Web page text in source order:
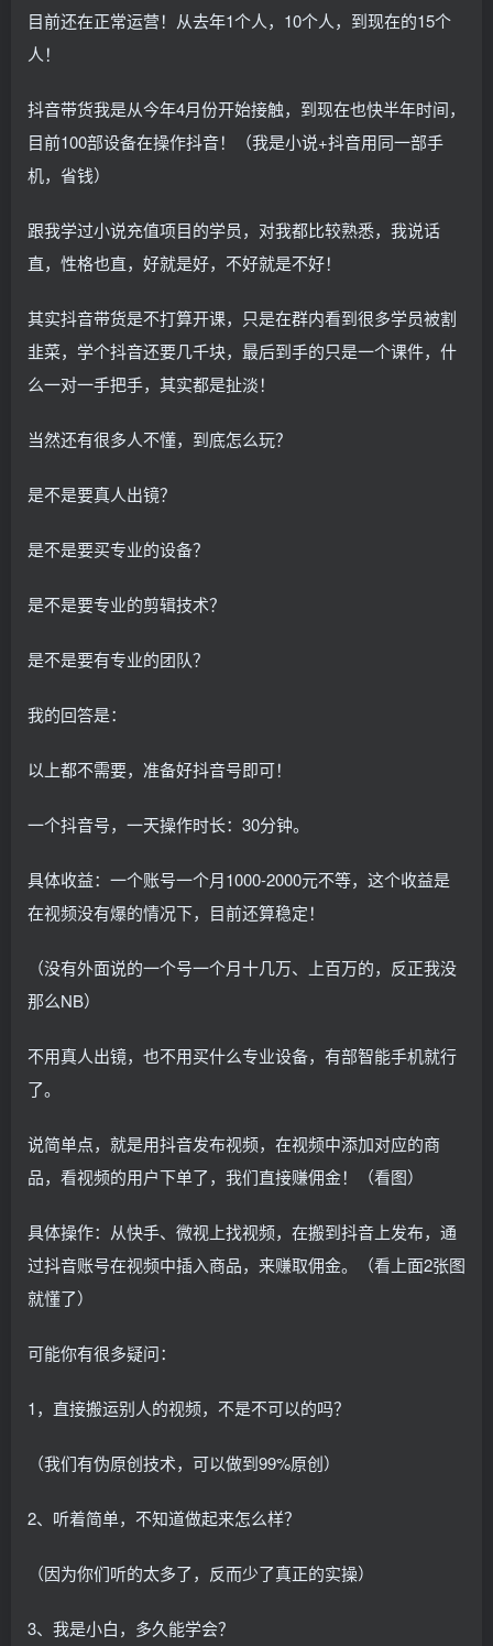
目前还在正常运营！从去年1个人，10个人，到现在的15个
人！
抖音带货我是从今年4月份开始接触，到现在也快半年时间，
目前100部设备在操作抖音！（我是小说+抖音用同一部手
机，省钱）
跟我学过小说充值项目的学员，对我都比较熟悉，我说话
直，性格也直，好就是好，不好就是不好！
其实抖音带货是不打算开课，只是在群内看到很多学员被割
韭菜，学个抖音还要几千块，最后到手的只是一个课件，什
么一对一手把手，其实都是扯淡！
当然还有很多人不懂，到底怎么玩？
是不是要真人出镜？
是不是要买专业的设备？
是不是要专业的剪辑技术？
是不是要有专业的团队？
我的回答是：
以上都不需要，准备好抖音号即可！
一个抖音号，一天操作时长：30分钟。
具体收益：一个账号一个月1000-2000元不等，这个收益是
在视频没有爆的情况下，目前还算稳定！
（没有外面说的一个号一个月十几万、上百万的，反正我没
那么NB）
不用真人出镜，也不用买什么专业设备，有部智能手机就行
了。
说简单点，就是用抖音发布视频，在视频中添加对应的商
品，看视频的用户下单了，我们直接赚佣金！（看图）
具体操作：从快手、微视上找视频，在搬到抖音上发布，通
过抖音账号在视频中插入商品，来赚取佣金。（看上面2张图
就懂了）
可能你有很多疑问：
1，直接搬运别人的视频，不是不可以的吗？
（我们有伪原创技术，可以做到99%原创）
2、听着简单，不知道做起来怎么样？
（因为你们听的太多了，反而少了真正的实操）
3、我是小白，多久能学会？